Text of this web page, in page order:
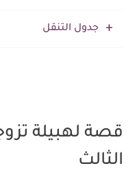
جدول التنقل
قصة لهبيلة
الثالث